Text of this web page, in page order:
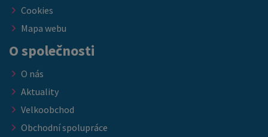
Cookies
Mapa webu
O společnosti
O nás
Aktuality
Velkoobchod
Obchodní spolupráce